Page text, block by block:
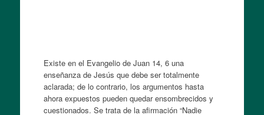
Existe en el Evangelio de Juan 14, 6 una
enseñanza de Jesús que debe ser totalmente
aclarada; de lo contrario, los argumentos hasta
ahora expuestos pueden quedar ensombrecidos y
cuestionados. Se trata de la afirmación “Nadie